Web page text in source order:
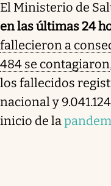
El Ministerio de
en las últimas 24
fallecieron a
484 se contagiaron
los fallecidos
nacional y
inicio de la